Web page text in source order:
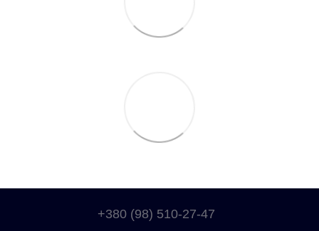
+380 (98) 510-27-47